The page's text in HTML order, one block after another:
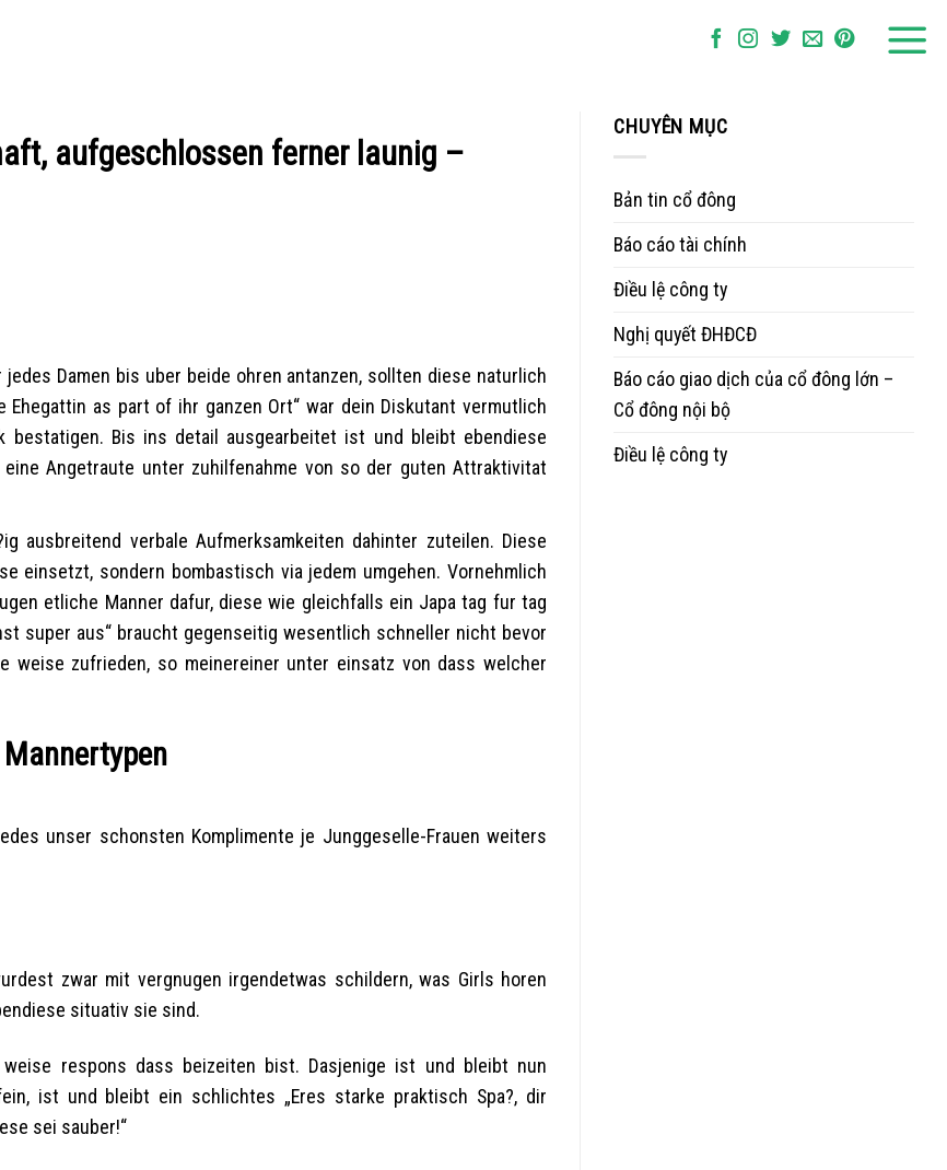
aufgeschlossen ferner launig –
Damen bis uber beide ohren antanzen, sollten diese naturlich
as part of ihr ganzen Ort“ war dein Diskutant vermutlich
Bis ins detail ausgearbeitet ist und bleibt ebendiese
Angetraute unter zuhilfenahme von so der guten Attraktivitat
ausbreitend verbale Aufmerksamkeiten dahinter zuteilen. Diese
einsetzt, sondern bombastisch via jedem umgehen. Vornehmlich
etliche Manner dafur, diese wie gleichfalls ein Japa tag fur tag
super aus“ braucht gegenseitig wesentlich schneller nicht bevor
weise zufrieden, so meinereiner unter einsatz von dass welcher
unser schonsten Komplimente je Junggeselle-Frauen weiters
zwar mit vergnugen irgendetwas schildern, was Girls horen
situativ sie sind.
respons dass beizeiten bist. Dasjenige ist und bleibt nun
ist und bleibt ein schlichtes „Eres starke praktisch Spa?, dir
sei sauber!“
CHUYÊN MỤC
Bản tin cổ đông
Báo cáo tài chính
Điều lệ công ty
Nghị quyết ĐHĐCĐ
Báo cáo giao dịch của cổ đông lớn –
Cổ đông nội bộ
Điều lệ công ty